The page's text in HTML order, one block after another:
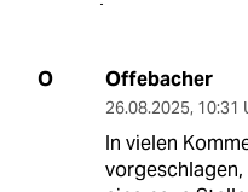
O Offebacher
26.08.2025, 10:31
In vielen
vorgeschlagen,